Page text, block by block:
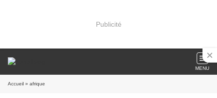
Publicité
MENU
Accueil » afrique